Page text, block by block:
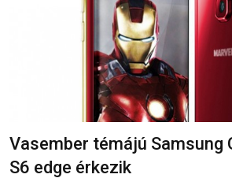
Vasember témájú Samsung
S6 edge érkezik